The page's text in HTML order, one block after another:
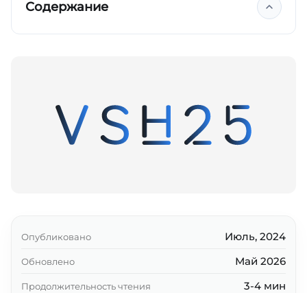
Содержание
Опубликовано Июль, 2024
Обновлено Май 2026
Продолжительность чтения 3-4 мин